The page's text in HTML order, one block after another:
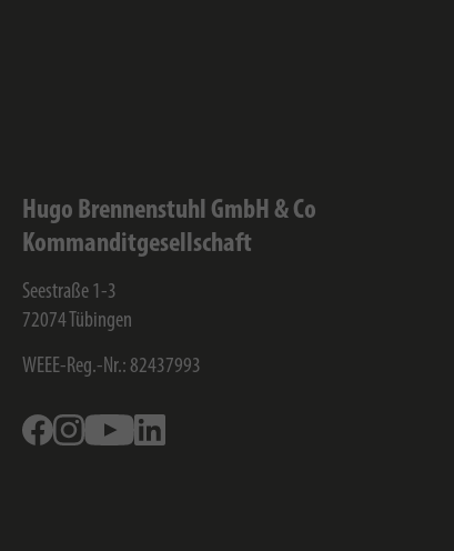
Hugo Brennenstuhl GmbH & Co
Kommanditgesellschaft
Seestraße 1-3
72074 Tübingen
WEEE-Reg.-Nr.: 82437993
FacebookInstagramYoutube